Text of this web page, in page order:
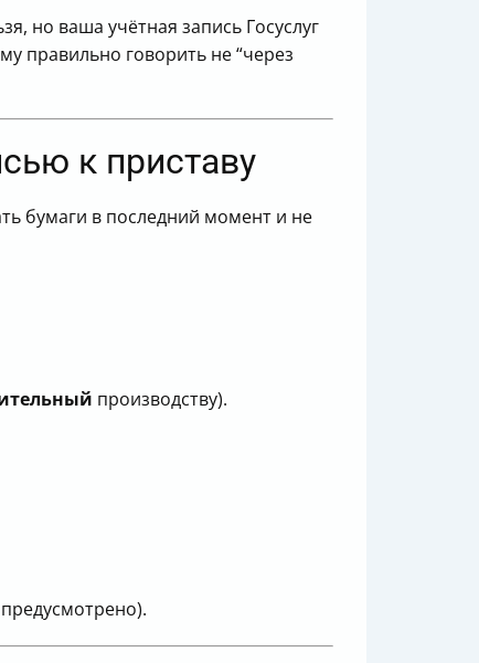
но ваша учётная запись Госуслуг
правильно говорить не “через
к приставу
бумаги в последний момент и не
производству).